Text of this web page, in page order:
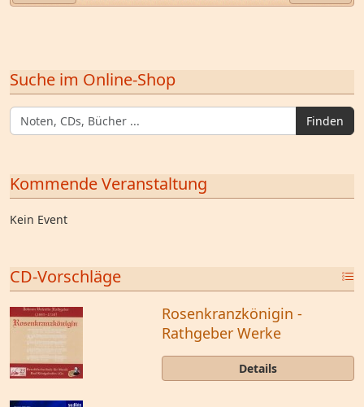
Suche im Online-Shop
Finden
Kommende Veranstaltung
Kein Event
CD-Vorschläge
Rosenkranzkönigin -
Rathgeber Werke
Details